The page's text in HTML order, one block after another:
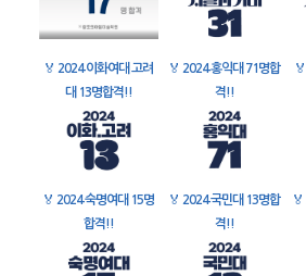
🏅 2024 이화여대 고려
대 13명합격!!
🏅 2024 홍익대 71명합
격!!
🏅
🏅 2024 숙명여대 15명
합격!!
🏅 2024 국민대 13명합
격!!
🏅